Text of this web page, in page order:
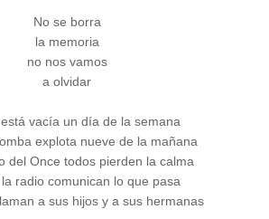
No se borra
la memoria
no nos vamos
a olvidar
vacía un día de la semana
explota nueve de la mañana
del Once todos pierden la calma
radio comunican lo que pasa
a sus hijos y a sus hermanas